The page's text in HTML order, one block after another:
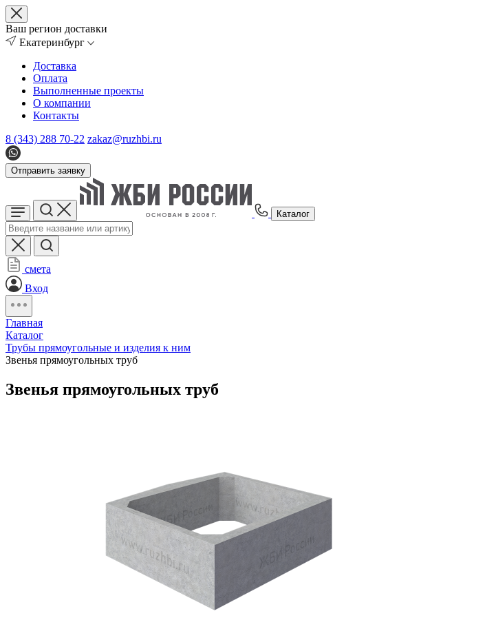
Ваш регион доставки
Екатеринбург
Доставка
Оплата
Выполненные проекты
О компании
Контакты
8 (343) 288 70-22 zakaz@ruzhbi.ru
Отправить заявку
Каталог
смета
Вход
Главная
Каталог
Трубы прямоугольные и изделия к ним
Звенья прямоугольных труб
Звенья прямоугольных труб